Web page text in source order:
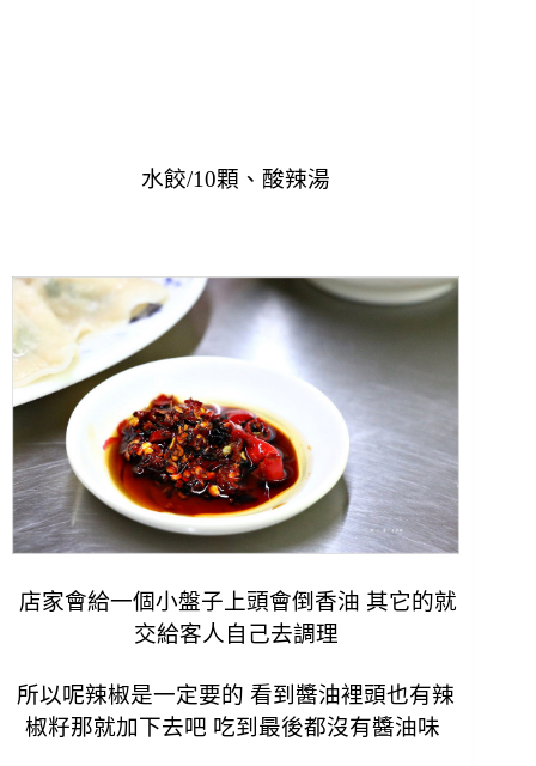
水餃/10顆、酸辣湯
店家會給一個小盤子上頭會倒香油 其它的就
交給客人自己去調理
所以呢辣椒是一定要的 看到醬油裡頭也有辣
椒籽那就加下去吧 吃到最後都沒有醬油味